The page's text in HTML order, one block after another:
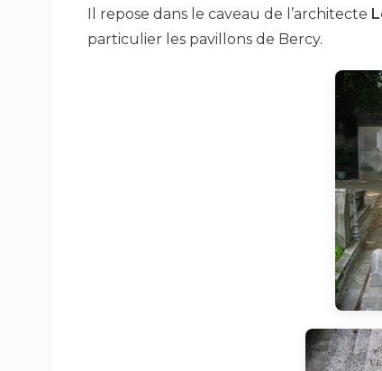
Il repose dans le caveau de l’architecte
particulier les pavillons de Bercy.